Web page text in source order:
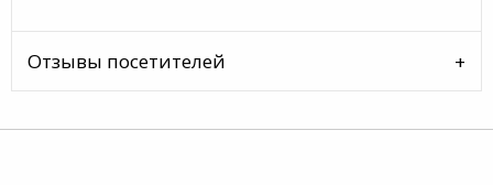
Отзывы посетителей